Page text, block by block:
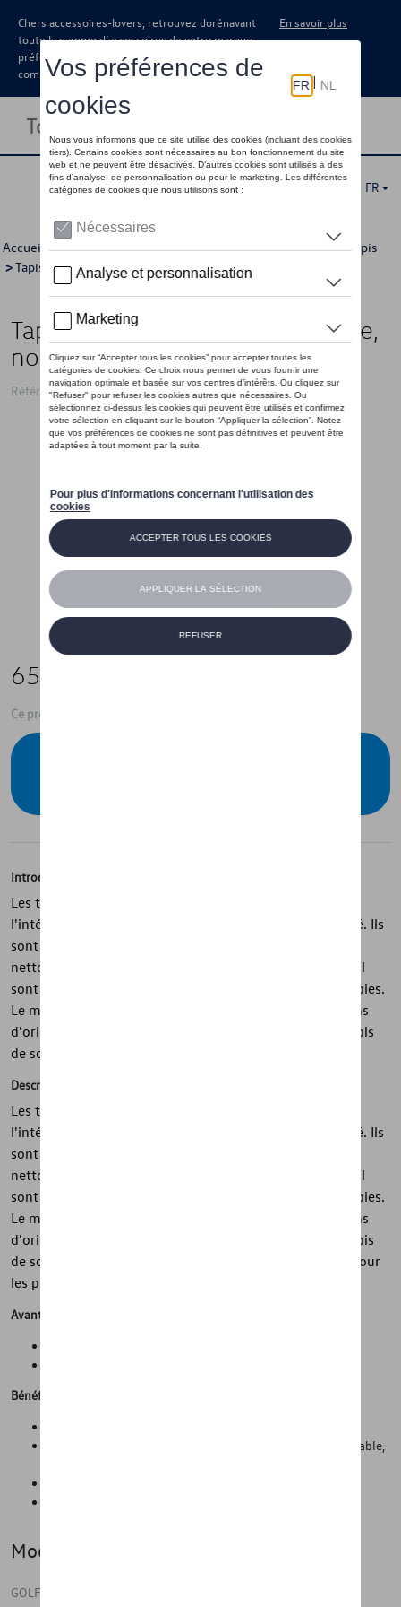
Chers accessoires-lovers, retrouvez dorénavant
toute la gamme d’accessoires de votre marque
préférée sous forme de catalogue à
commander auprès de votre concessionaire.
En savoir plus
Toggle navigation
FR
Accueil >Catalogue Volkswagen >Confort et protection >Tapis
>Tapis en caoutchouc > Détail
Tapis de sol toutes saisons, arrière,
noir titane
Référence: 510061512A 82V
65,00 €
Ce produit n'est actuellement pas de stock
Introduction
Les tapis toutes saisons Volkswagen d'origine protègent
l'intérieur de votre véhicule contre la saleté et l'humidité. Ils
sont conçus pour s'adapter parfaitement, sont faciles à
nettoyer et ont un dessous antidérapant. Les tapis de sol
sont également 100% recyclables, très robustes et durables.
Le matériau utilisé permet aux tapis de sol toutes saisons
d'origine d'être considérablement plus légers que les tapis
de sol standard.
Description
Les tapis toutes saisons Volkswagen d'origine protègent
l'intérieur de votre véhicule contre la saleté et l'humidité. Ils
sont conçus pour s'adapter parfaitement, sont faciles à
nettoyer et ont un dessous antidérapant. Les tapis de sol
sont également 100% recyclables, très robustes et durables.
Le matériau utilisé permet aux tapis de sol toutes saisons
d'origine d'être considérablement plus légers que les tapis
de sol standard. Chaque ensemble contient deux tapis pour
les pieds arrière.
Avantages
Bénéfices
Protection contre les salissures telles que la poussière, le sable,
Modèle(s)
GOLF SPORTSVAN